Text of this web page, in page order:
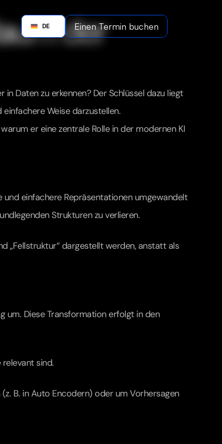
German
DE Einen Termin buchen
der
Daten zu erkennen? Der Schlüssel dazu liegt
Weise darzustellen.
er eine zentrale Rolle in der modernen KI
einfachere Repräsentationen umgewandelt
Strukturen zu verlieren.
„Fellstruktur“ dargestellt werden, anstatt als
um. Diese Transformation erfolgt in den
sind.
B. in Auto Encodern) oder um Vorhersagen